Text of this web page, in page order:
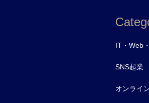
IT・Web
SNS起業
オンライ